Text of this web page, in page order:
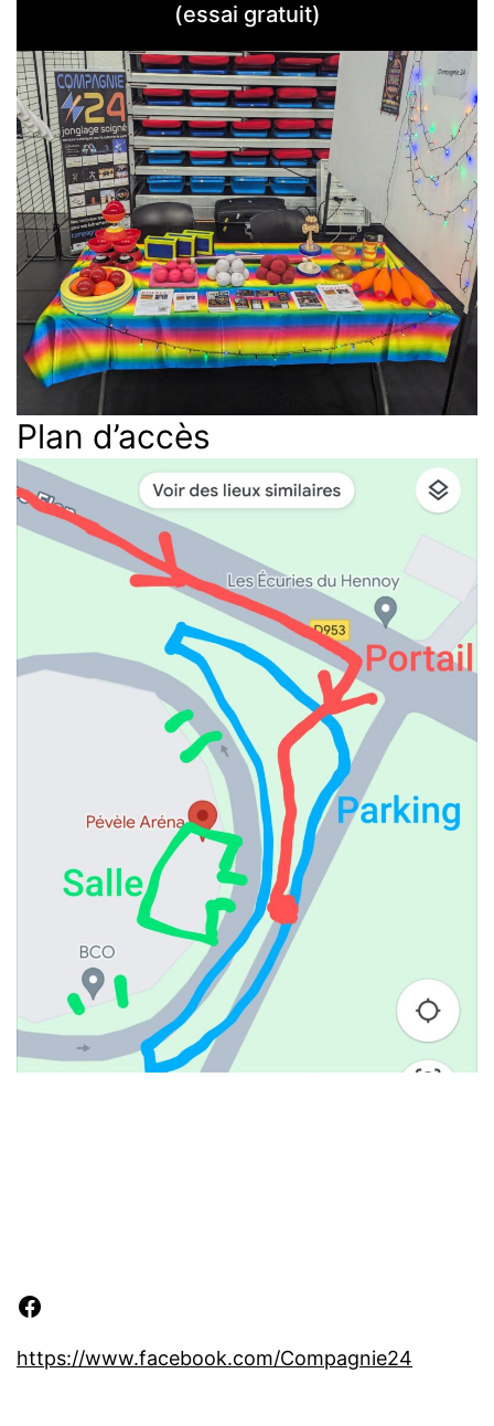
(essai gratuit)
Plan d’accès
Facebook
https://www.facebook.com/Compagnie24